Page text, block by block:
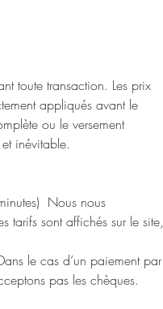
toute transaction. Les prix
appliqués avant le
ou le versement
inévitable.
Nous nous
tarifs sont affichés sur le site,
le cas d’un paiement par
pas les chèques.